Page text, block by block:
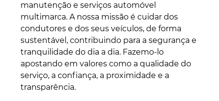
manutenção e serviços automóvel
multimarca. A nossa missão é cuidar dos
condutores e dos seus veículos, de forma
sustentável, contribuindo para a segurança e
tranquilidade do dia a dia. Fazemo-lo
apostando em valores como a qualidade do
serviço, a confiança, a proximidade e a
transparência. ​